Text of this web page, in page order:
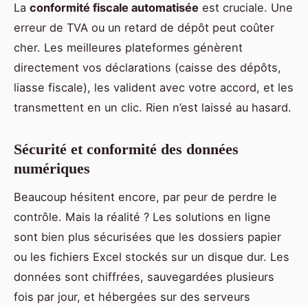
La conformité fiscale automatisée est cruciale. Une
erreur de TVA ou un retard de dépôt peut coûter
cher. Les meilleures plateformes génèrent
directement vos déclarations (caisse des dépôts,
liasse fiscale), les valident avec votre accord, et les
transmettent en un clic. Rien n’est laissé au hasard.
Sécurité et conformité des données
numériques
Beaucoup hésitent encore, par peur de perdre le
contrôle. Mais la réalité ? Les solutions en ligne
sont bien plus sécurisées que les dossiers papier
ou les fichiers Excel stockés sur un disque dur. Les
données sont chiffrées, sauvegardées plusieurs
fois par jour, et hébergées sur des serveurs